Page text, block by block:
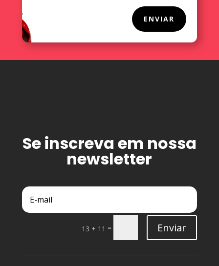
ENVIAR
Se inscreva em nossa
newsletter
13 + 11 = Enviar